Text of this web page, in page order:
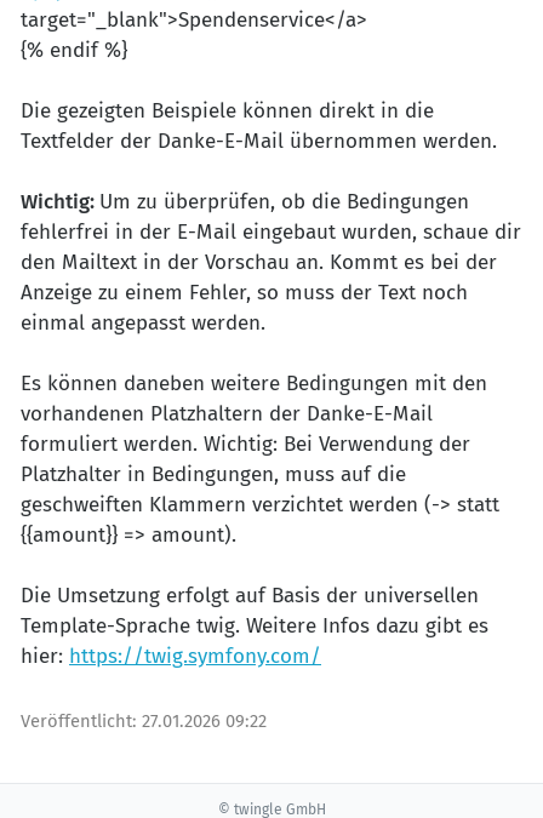
target="_blank">Spendenservice</a>
{% endif %}
Die gezeigten Beispiele können direkt in die
Textfelder der Danke-E-Mail übernommen werden.
Wichtig: Um zu überprüfen, ob die Bedingungen
fehlerfrei in der E-Mail eingebaut wurden, schaue dir
den Mailtext in der Vorschau an. Kommt es bei der
Anzeige zu einem Fehler, so muss der Text noch
einmal angepasst werden.
Es können daneben weitere Bedingungen mit den
vorhandenen Platzhaltern der Danke-E-Mail
formuliert werden. Wichtig: Bei Verwendung der
Platzhalter in Bedingungen, muss auf die
geschweiften Klammern verzichtet werden (-> statt
{{amount}} => amount).
Die Umsetzung erfolgt auf Basis der universellen
Template-Sprache twig. Weitere Infos dazu gibt es
hier: https://twig.symfony.com/
Veröffentlicht: 27.01.2026 09:22
© twingle GmbH